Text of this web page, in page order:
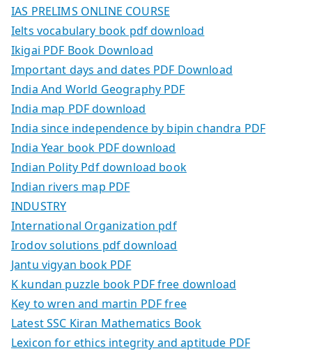
IAS PRELIMS ONLINE COURSE
Ielts vocabulary book pdf download
Ikigai PDF Book Download
Important days and dates PDF Download
India And World Geography PDF
India map PDF download
India since independence by bipin chandra PDF
India Year book PDF download
Indian Polity Pdf download book
Indian rivers map PDF
INDUSTRY
International Organization pdf
Irodov solutions pdf download
Jantu vigyan book PDF
K kundan puzzle book PDF free download
Key to wren and martin PDF free
Latest SSC Kiran Mathematics Book
Lexicon for ethics integrity and aptitude PDF